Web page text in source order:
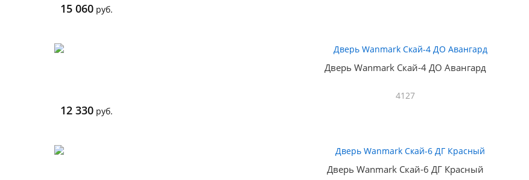
15 060 руб.
Дверь Wanmark Скай-4 ДО Авангард
4127
12 330 руб.
Дверь Wanmark Скай-6 ДГ Красный